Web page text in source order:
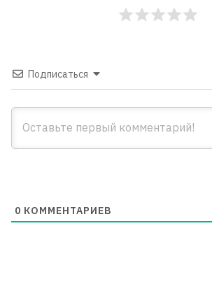
Подписаться
0 КОММЕНТАРИЕВ